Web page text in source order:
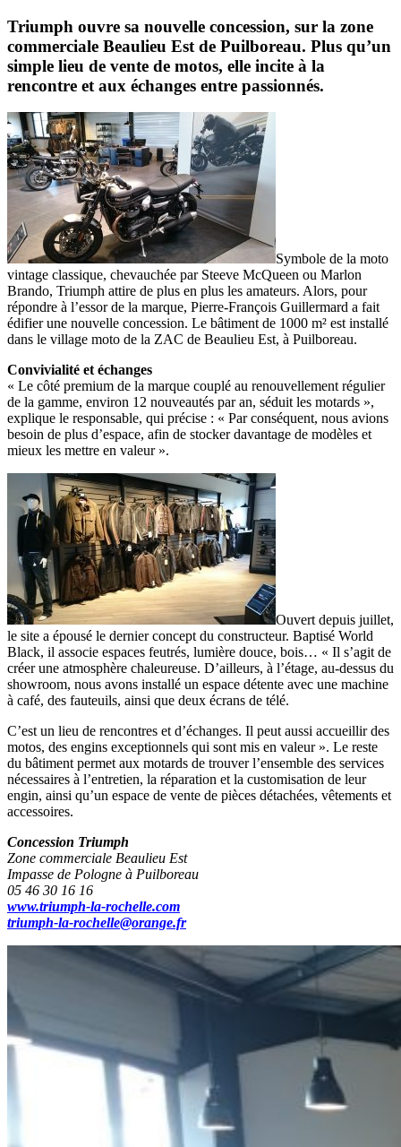
Triumph ouvre sa nouvelle concession, sur la zone
commerciale Beaulieu Est de Puilboreau. Plus qu’un
simple lieu de vente de motos, elle incite à la
rencontre et aux échanges entre passionnés.
Symbole de la moto
vintage classique, chevauchée par Steeve McQueen ou Marlon
Brando, Triumph attire de plus en plus les amateurs. Alors, pour
répondre à l’essor de la marque, Pierre-François Guillermard a fait
édifier une nouvelle concession. Le bâtiment de 1000 m² est installé
dans le village moto de la ZAC de Beaulieu Est, à Puilboreau.
Convivialité et échanges
« Le côté premium de la marque couplé au renouvellement régulier
de la gamme, environ 12 nouveautés par an, séduit les motards »,
explique le responsable, qui précise : « Par conséquent, nous avions
besoin de plus d’espace, afin de stocker davantage de modèles et
mieux les mettre en valeur ».
Ouvert depuis juillet,
le site a épousé le dernier concept du constructeur. Baptisé World
Black, il associe espaces feutrés, lumière douce, bois… « Il s’agit de
créer une atmosphère chaleureuse. D’ailleurs, à l’étage, au-dessus du
showroom, nous avons installé un espace détente avec une machine
à café, des fauteuils, ainsi que deux écrans de télé.
C’est un lieu de rencontres et d’échanges. Il peut aussi accueillir des
motos, des engins exceptionnels qui sont mis en valeur ». Le reste
du bâtiment permet aux motards de trouver l’ensemble des services
nécessaires à l’entretien, la réparation et la customisation de leur
engin, ainsi qu’un espace de vente de pièces détachées, vêtements et
accessoires.
Concession Triumph
Zone commerciale Beaulieu Est
Impasse de Pologne à Puilboreau
05 46 30 16 16
www.triumph-la-rochelle.com
triumph-la-rochelle@orange.fr